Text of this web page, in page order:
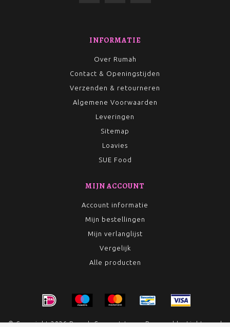
INFORMATIE
Over Rumah
Contact & Openingstijden
Verzenden & retourneren
Algemene Voorwaarden
Leveringen
Sitemap
Loavies
SUE Food
MIJN ACCOUNT
Account informatie
Mijn bestellingen
Mijn verlanglijst
Vergelijk
Alle producten
© Copyright 2026 Rumah Conceptstore - Powered byLightspeed